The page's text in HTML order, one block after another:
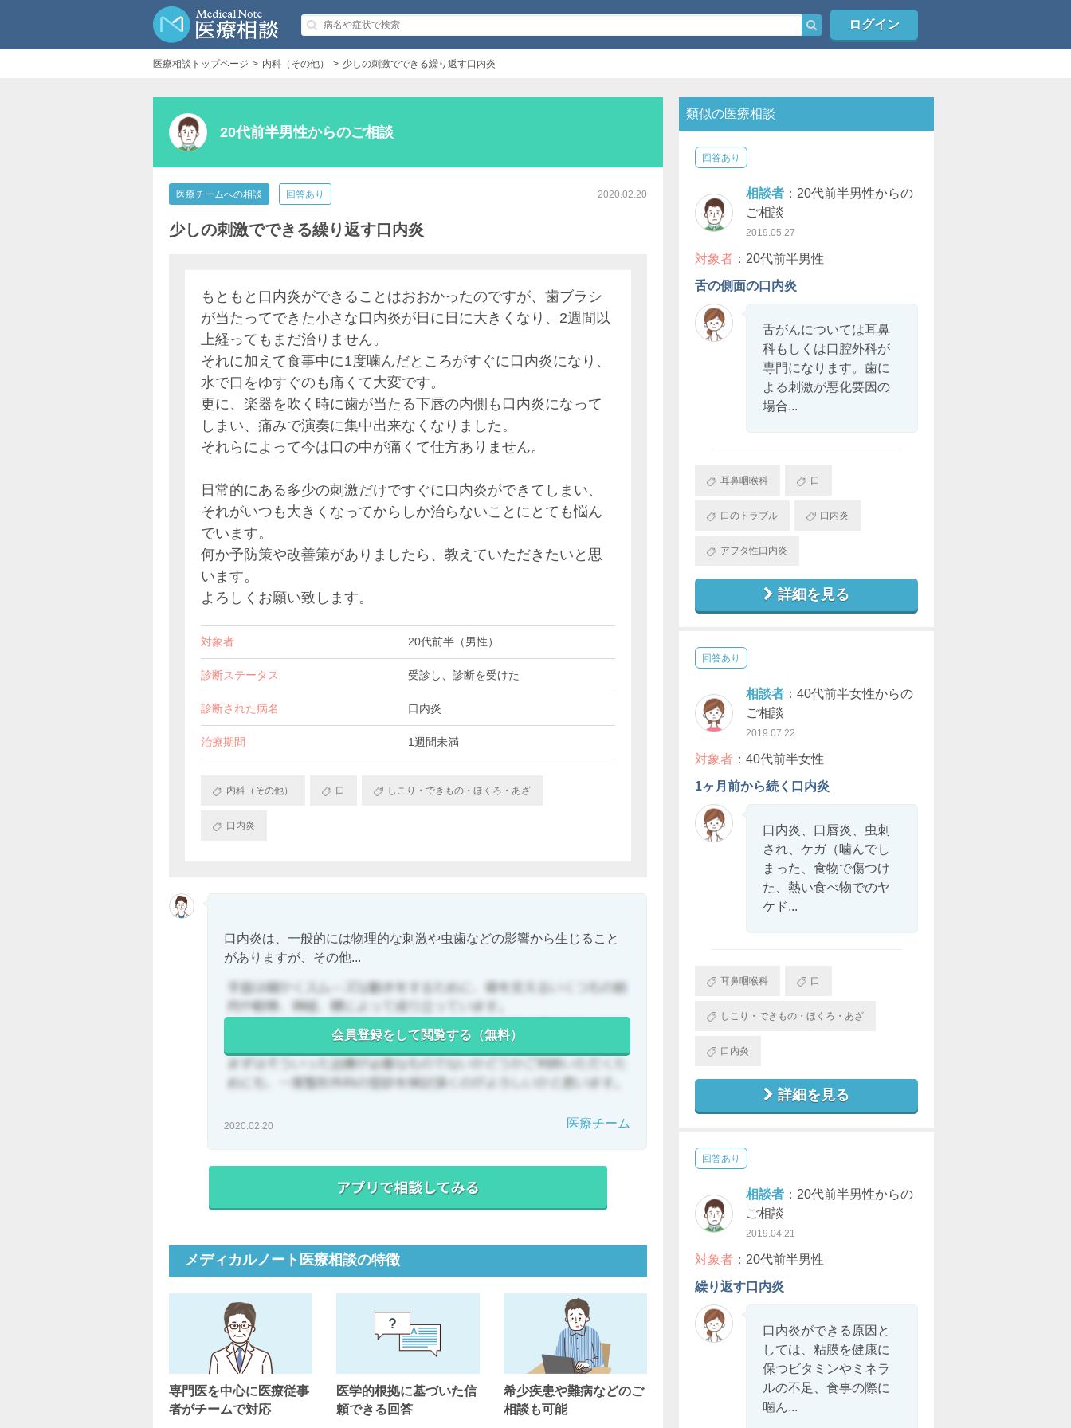
ログイン
医療相談トップページ 内科（その他） 少しの刺激でできる繰り返す口内炎
20代前半男性からのご相談
医療チームへの相談 回答あり 2020.02.20
少しの刺激でできる繰り返す口内炎
もともと口内炎ができることはおおかったのですが、歯ブラシ
が当たってできた小さな口内炎が日に日に大きくなり、2週間以
上経ってもまだ治りません。
それに加えて食事中に1度噛んだところがすぐに口内炎になり、
水で口をゆすぐのも痛くて大変です。
更に、楽器を吹く時に歯が当たる下唇の内側も口内炎になって
しまい、痛みで演奏に集中出来なくなりました。
それらによって今は口の中が痛くて仕方ありません。
日常的にある多少の刺激だけですぐに口内炎ができてしまい、
それがいつも大きくなってからしか治らないことにとても悩ん
でいます。
何か予防策や改善策がありましたら、教えていただきたいと思
います。
よろしくお願い致します。
対象者 20代前半（男性）
診断ステータス 受診し、診断を受けた
診断された病名 口内炎
治療期間 1週間未満
内科（その他） 口 しこり・できもの・ほくろ・あざ
口内炎
口内炎は、一般的には物理的な刺激や虫歯などの影響から生じること
がありますが、その他...
会員登録をして閲覧する（無料）
2020.02.20 医療チーム
メディカルノート医療相談の特徴
専門医を中心に医療従事
者がチームで対応
医学的根拠に基づいた信
頼できる回答
希少疾患や難病などのご
相談も可能
類似の医療相談
回答あり
相談者：20代前半男性からの
ご相談
2019.05.27
対象者：20代前半男性
舌の側面の口内炎
舌がんについては耳鼻
科もしくは口腔外科が
専門になります。歯に
よる刺激が悪化要因の
場合...
耳鼻咽喉科 口
口のトラブル 口内炎
アフタ性口内炎
詳細を見る
回答あり
相談者：40代前半女性からの
ご相談
2019.07.22
対象者：40代前半女性
1ヶ月前から続く口内炎
口内炎、口唇炎、虫刺
され、ケガ（噛んでし
まった、食物で傷つけ
た、熱い食べ物でのヤ
ケド...
耳鼻咽喉科 口
しこり・できもの・ほくろ・あざ
口内炎
詳細を見る
回答あり
相談者：20代前半男性からの
ご相談
2019.04.21
対象者：20代前半男性
繰り返す口内炎
口内炎ができる原因と
しては、粘膜を健康に
保つビタミンやミネラ
ルの不足、食事の際に
噛ん...